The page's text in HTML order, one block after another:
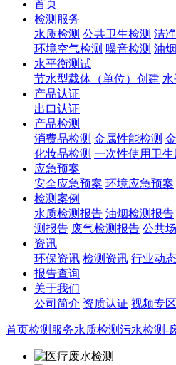
首页
检测服务
水质检测 公共卫生检测 洁
环境空气检测 噪音检测 油
水平衡测试
节水型载体（单位）创建
产品认证
出口认证
产品检测
消费品检测 金属性能检测
化妆品检测 一次性使用卫
应急预案
安全应急预案 环境应急预案
检测案例
水质检测报告 油烟检测报告
测报告 废气检测报告 公共
资讯
环保资讯 检测资讯 行业动态
报告查询
关于我们
公司简介 资质认证 视频专区
首页检测服务水质检测污水检测-